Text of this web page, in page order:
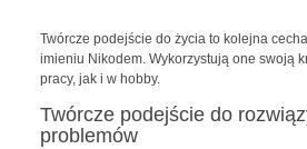
Twórcze podejście do życia to kolejna
imieniu Nikodem. Wykorzystują one swoją
pracy, jak i w hobby.
Twórcze podejście do
problemów